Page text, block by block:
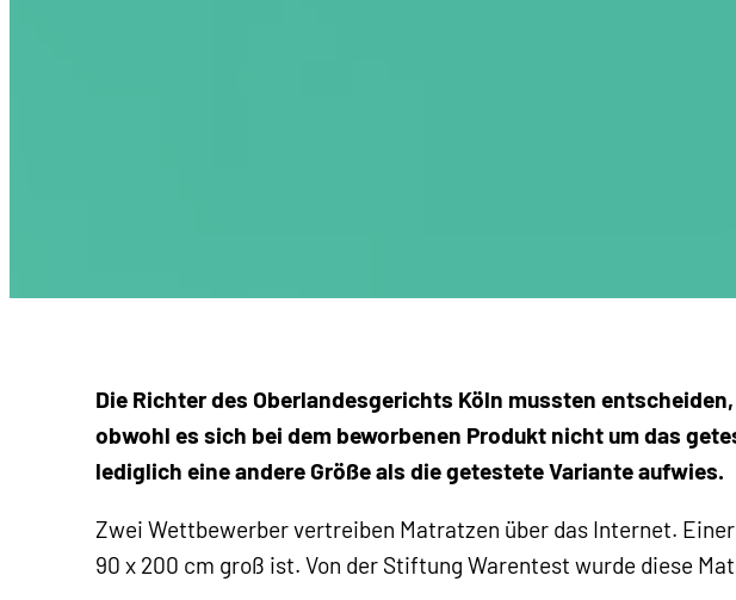
Die Richter des Oberlandesgerichts Köln mussten
obwohl es sich bei dem beworbenen Produkt nicht um das
lediglich eine andere Größe als die getestete Variante aufwies.
Zwei Wettbewerber vertreiben Matratzen über das Internet.
90 x 200 cm groß ist. Von der Stiftung Warentest wurde diese